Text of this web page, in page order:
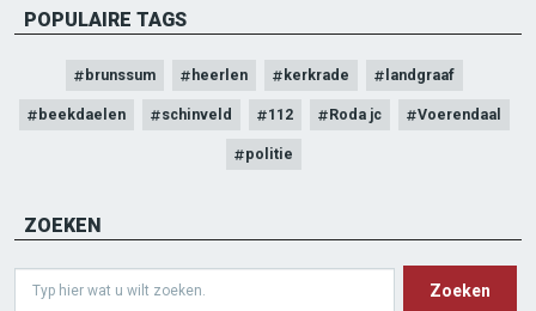
POPULAIRE TAGS
brunssum heerlen kerkrade landgraaf
beekdaelen schinveld 112 Roda jc Voerendaal
politie
ZOEKEN